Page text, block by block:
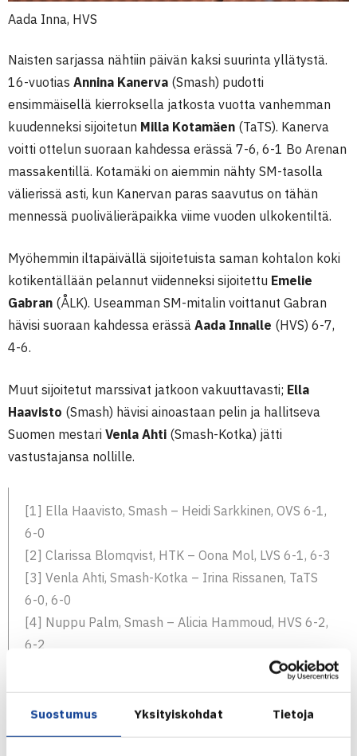
Suostumus Yksityiskohdat Tietoja
Aada Inna, HVS
Naisten sarjassa nähtiin päivän kaksi suurinta yllätystä.
16-vuotias Annina Kanerva (Smash) pudotti
ensimmäisellä kierroksella jatkosta vuotta vanhemman
kuudenneksi sijoitetun Milla Kotamäen (TaTS). Kanerva
voitti ottelun suoraan kahdessa erässä 7-6, 6-1 Bo Arenan
massakentillä. Kotamäki on aiemmin nähty SM-tasolla
välierissä asti, kun Kanervan paras saavutus on tähän
mennessä puolivälieräpaikka viime vuoden ulkokentiltä.
Myöhemmin iltapäivällä sijoitetuista saman kohtalon koki
kotikentällään pelannut viidenneksi sijoitettu Emelie
Gabran (ÅLK). Useamman SM-mitalin voittanut Gabran
hävisi suoraan kahdessa erässä Aada Innalle (HVS) 6-7,
4-6.
Muut sijoitetut marssivat jatkoon vakuuttavasti; Ella
Haavisto (Smash) hävisi ainoastaan pelin ja hallitseva
Suomen mestari Venla Ahti (Smash-Kotka) jätti
vastustajansa nollille.
[1] Ella Haavisto, Smash – Heidi Sarkkinen, OVS 6-1,
6-0
[2] Clarissa Blomqvist, HTK – Oona Mol, LVS 6-1, 6-3
[3] Venla Ahti, Smash-Kotka – Irina Rissanen, TaTS
6-0, 6-0
[4] Nuppu Palm, Smash – Alicia Hammoud, HVS 6-2,
6-2
[5] Emelie Gabran, ÅLK – Aada Inna, HVS 6-7, 4-6
[6] Milla Kotamäki, TaTS – Annina Kanerva, Smash 6-
7, 1-6
[7] Wilhelmina Vainikka, Smash – Johanna Ranta-